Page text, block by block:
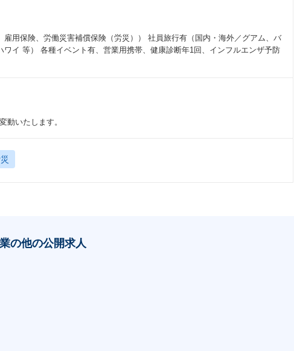
用保険、労働災害補償保険（労災）） 社員旅行有（国内・海外／グアム、バ
ワイ 等） 各種イベント有、営業用携帯、健康診断年1回、インフルエンザ予防
動いたします。
の他の公開求人